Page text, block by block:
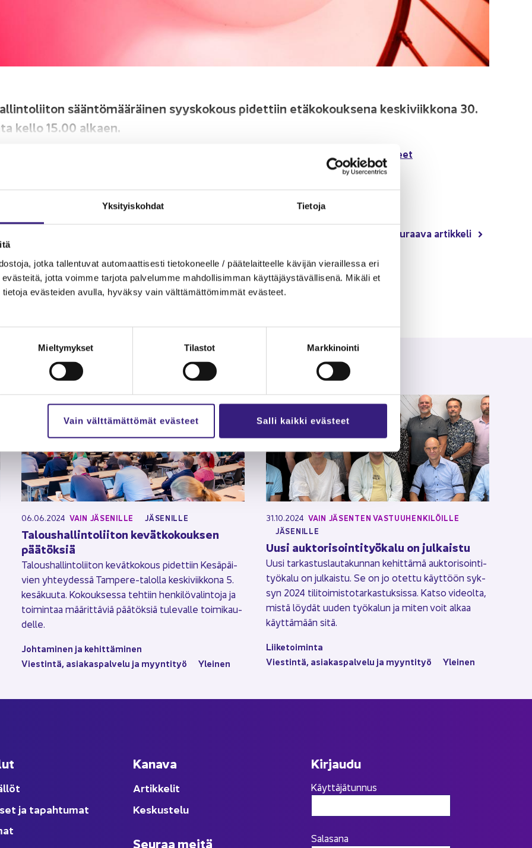
Yk­si­tyis­koh­dat Tie­to­ja
jotka tal­len­tu­vat au­to­maat­ti­ses­ti tie­to­ko­neel­le / pää­te­lait­teel­le kä­vi­jän vie­rail­les­sa eri
jotta voim­me tar­jo­ta pal­ve­lum­me mah­dol­li­sim­man käyt­tä­jäys­tä­väl­li­se­nä. Mi­kä­li et
eväs­tei­den avul­la, hy­väk­sy vain vält­tä­mät­tö­mim­mät eväs­teet.
Mieltymykset Tilastot Markkinointi
Vain välttämättömät evästeet Salli kaikki evästeet
sään­tö­mää­räi­nen syys­ko­kous pi­det­tiin etä­ko­kouk­se­na kes­ki­viik­ko­na 30.
kello 15.00 al­kaen.
lue oh­jeet
Seu­raa­va ar­tik­ke­li
06.06.2024 VAIN JÄ­SE­NIL­LE JÄ­SE­NIL­LE
Ta­lous­hal­lin­to­lii­ton ke­vät­ko­kouk­sen
pää­tök­siä
Ta­lous­hal­lin­to­lii­ton ke­vät­ko­kous pi­det­tiin Ke­sä­päi­
vien yh­tey­des­sä Tampere-​talolla kes­ki­viik­ko­na 5.
ke­sä­kuu­ta. Ko­kouk­ses­sa teh­tiin hen­ki­lö­va­lin­to­ja ja
toi­min­taa mää­rit­tä­viä pää­tök­siä tu­le­val­le toi­mi­kau­
del­le.
Joh­ta­mi­nen ja ke­hit­tä­mi­nen
Vies­tin­tä, asia­kas­pal­ve­lu ja myyn­ti­työ
Ylei­nen
31.10.2024 VAIN JÄ­SEN­TEN VAS­TUU­HEN­KI­LÖIL­LE
JÄ­SE­NIL­LE
Uusi auk­to­ri­soin­ti­työ­ka­lu on jul­kais­tu
Uusi tar­kas­tus­lau­ta­kun­nan ke­hit­tä­mä auk­to­ri­soin­ti­
työ­ka­lu on jul­kais­tu. Se on jo otet­tu käyt­töön syk­
syn 2024 ti­li­toi­mis­to­tar­kas­tuk­sis­sa. Katso vi­deol­ta,
mistä löy­dät uuden työ­ka­lun ja miten voit alkaa
käyt­tä­mään sitä.
Lii­ke­toi­min­ta
Vies­tin­tä, asia­kas­pal­ve­lu ja myyn­ti­työ
Ylei­nen
ja ta­pah­tu­mat
Ka­na­va
Ar­tik­ke­lit
Kes­kus­te­lu
Seu­raa meitä
Kir­jau­du
Käyttäjätunnus
Salasana